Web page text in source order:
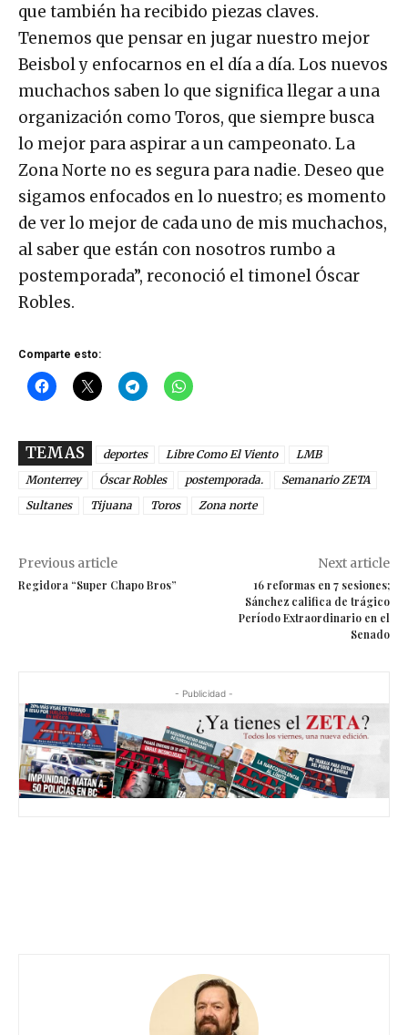
que también ha recibido piezas claves.
Tenemos que pensar en jugar nuestro mejor
Beisbol y enfocarnos en el día a día. Los nuevos
muchachos saben lo que significa llegar a una
organización como Toros, que siempre busca
lo mejor para aspirar a un campeonato. La
Zona Norte no es segura para nadie. Deseo que
sigamos enfocados en lo nuestro; es momento
de ver lo mejor de cada uno de mis muchachos,
al saber que están con nosotros rumbo a
postemporada”, reconoció el timonel Óscar
Robles.
Comparte esto:
TEMAS deportes Libre Como El Viento
LMB
Monterrey
Óscar Robles postemporada.
Semanario ZETA
Sultanes
Tijuana Toros Zona norte
Previous article
Regidora “Super Chapo Bros”
Next article
16 reformas en 7 sesiones;
Sánchez califica de trágico
Período Extraordinario en el
Senado
- Publicidad -